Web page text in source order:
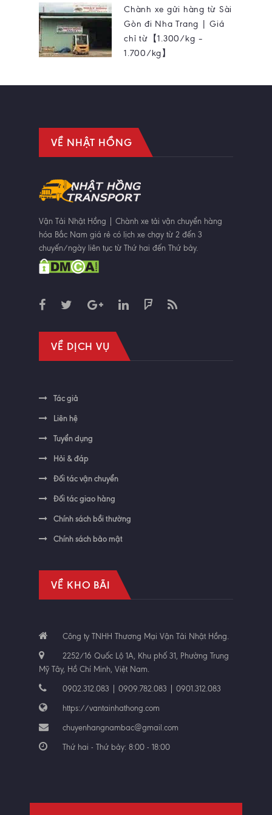
Chành xe gửi hàng từ Sài
Gòn đi Nha Trang | Giá
chỉ từ【1.300/kg –
1.700/kg】
VỀ NHẬT HỒNG
Vận Tải Nhật Hồng | Chành xe tải vận chuyển hàng
hóa Bắc Nam giá rẻ có lịch xe chạy từ 2 đến 3
chuyến/ngày liên tục từ Thứ hai đến Thứ bảy.
VỀ DỊCH VỤ
Tác giả
Liên hệ
Tuyển dụng
Hỏi & đáp
Đối tác vận chuyển
Đối tác giao hàng
Chính sách bồi thường
Chính sách bảo mật
VỀ KHO BÃI
Công ty TNHH Thương Mại Vận Tải Nhật Hồng.
2252/16 Quốc Lộ 1A, Khu phố 31, Phường Trung
Mỹ Tây, Hồ Chí Minh, Việt Nam.
0902.312.083 | 0909.782.083 | 0901.312.083
https://vantainhathong.com
chuyenhangnambac@gmail.com
Thứ hai - Thứ bảy: 8:00 - 18:00